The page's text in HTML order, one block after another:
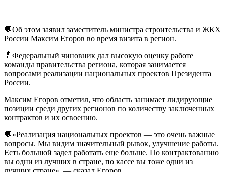
💬Об этом заявил заместитель министра строительства и ЖКХ
России Максим Егоров во время визита в регион.
🔝Федеральный чиновник дал высокую оценку работе
команды правительства региона, которая занимается
вопросами реализации национальных проектов Президента
России.
Максим Егоров отметил, что область занимает лидирующие
позиции среди других регионов по количеству заключенных
контрактов и их освоению.
💬«Реализация национальных проектов — это очень важные
вопросы. Мы видим значительный рывок, улучшение работы.
Есть большой задел работать еще больше. По контрактованию
вы одни из лучших в стране, по кассе вы тоже одни из